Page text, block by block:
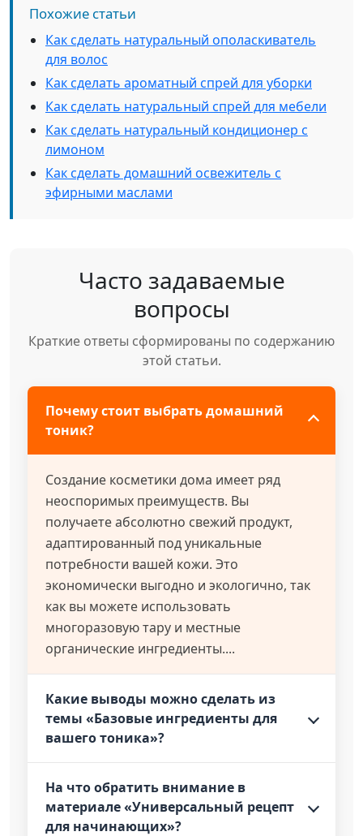
Похожие статьи
Как сделать натуральный ополаскиватель
для волос
Как сделать ароматный спрей для уборки
Как сделать натуральный спрей для мебели
Как сделать натуральный кондиционер с
лимоном
Как сделать домашний освежитель с
эфирными маслами
Часто задаваемые
вопросы
Краткие ответы сформированы по содержанию
этой статьи.
Почему стоит выбрать домашний
тоник?
Создание косметики дома имеет ряд
неоспоримых преимуществ. Вы
получаете абсолютно свежий продукт,
адаптированный под уникальные
потребности вашей кожи. Это
экономически выгодно и экологично, так
как вы можете использовать
многоразовую тару и местные
органические ингредиенты....
Какие выводы можно сделать из
темы «Базовые ингредиенты для
вашего тоника»?
На что обратить внимание в
материале «Универсальный рецепт
для начинающих»?